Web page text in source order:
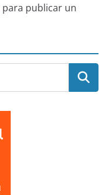
para publicar un